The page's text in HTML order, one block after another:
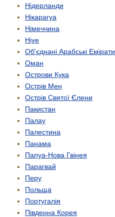
Нідерланди
Нікарагуа
Німеччина
Ніуе
Об'єднані Арабські Емірати
Оман
Острови Кука
Острів Мен
Острів Святої Єлени
Пакистан
Палау
Палестина
Панама
Папуа-Нова Гвінея
Парагвай
Перу
Польща
Португалія
Південна Корея